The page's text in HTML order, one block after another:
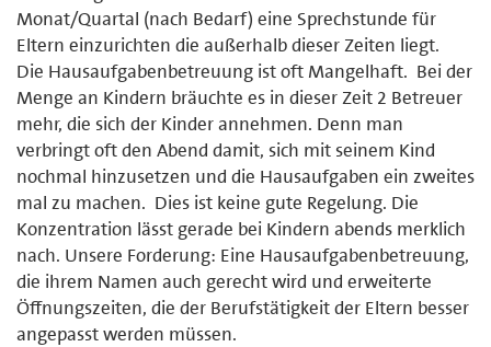
Monat/Quartal (nach Bedarf) eine Sprechstunde für
Eltern einzurichten die außerhalb dieser Zeiten liegt.
Die Hausaufgabenbetreuung ist oft Mangelhaft. Bei der
Menge an Kindern bräuchte es in dieser Zeit 2 Betreuer
mehr, die sich der Kinder annehmen. Denn man
verbringt oft den Abend damit, sich mit seinem Kind
nochmal hinzusetzen und die Hausaufgaben ein zweites
mal zu machen. Dies ist keine gute Regelung. Die
Konzentration lässt gerade bei Kindern abends merklich
nach. Unsere Forderung: Eine Hausaufgabenbetreuung,
die ihrem Namen auch gerecht wird und erweiterte
Öffnungszeiten, die der Berufstätigkeit der Eltern besser
angepasst werden müssen.